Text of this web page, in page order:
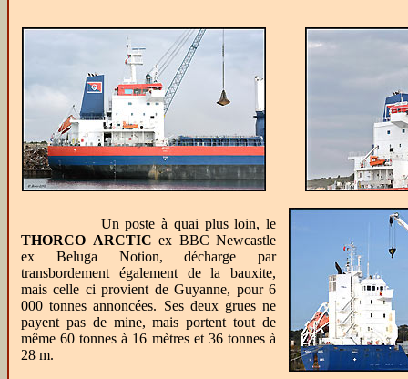
Un poste à quai plus loin, le
THORCO ARCTIC ex BBC Newcastle
ex Beluga Notion, décharge par
transbordement également de la bauxite,
mais celle ci provient de Guyanne, pour 6
000 tonnes annoncées. Ses deux grues ne
payent pas de mine, mais portent tout de
même 60 tonnes à 16 mètres et 36 tonnes à
28 m.